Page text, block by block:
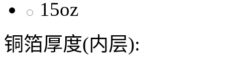
15oz
铜箔厚度(内层):